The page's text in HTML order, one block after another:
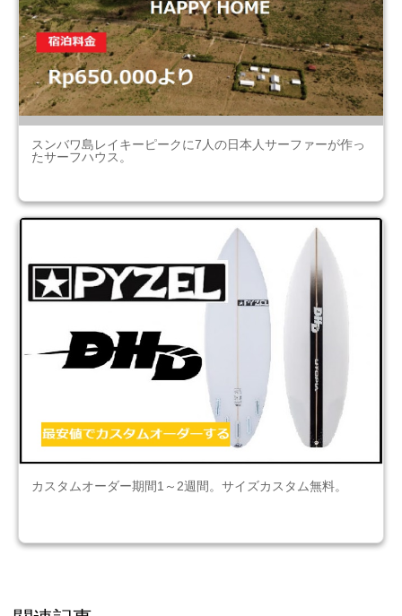
スンバワ島レイキーピークに7人の日本人サーファーが作っ
たサーフハウス。
カスタムオーダー期間1～2週間。サイズカスタム無料。